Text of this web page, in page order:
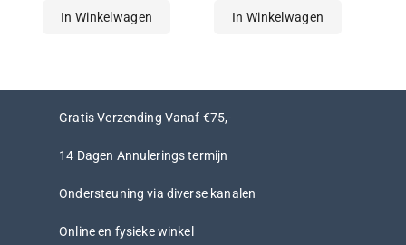
In Winkelwagen In Winkelwagen
Gratis Verzending Vanaf €75,-
14 Dagen Annulerings termijn
Ondersteuning via diverse kanalen
Online en fysieke winkel